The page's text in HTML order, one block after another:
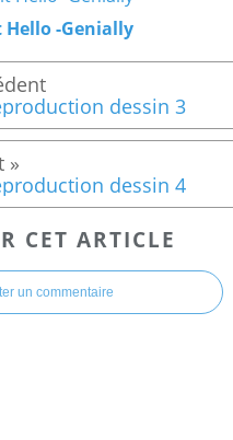
-Genially
dessin 3
dessin 4
CET ARTICLE
un commentaire